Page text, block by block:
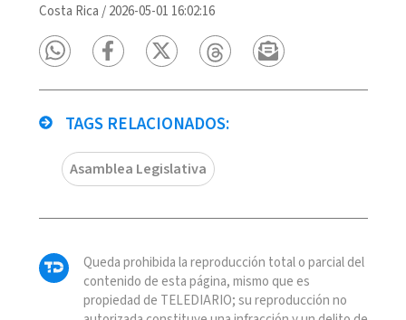
Costa Rica /2026-05-01 16:02:16
TAGS RELACIONADOS:
Asamblea Legislativa
Queda prohibida la reproducción total o parcial del
contenido de esta página, mismo que es
propiedad de TELEDIARIO; su reproducción no